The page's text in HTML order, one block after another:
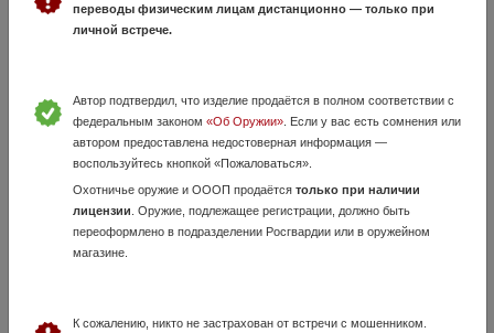
Винтовка Мосина 1934 года.
26 Июня, в 22:59
149 000 руб.
Москва, Москва
Продаю винтовку Мосина 1934г. Тульского завода. Отличное
состояние. Идеальный выбор для коллекционеров и любителей
истории. Винтовка была куплена лично мной на Тульском заводе в
переводы физическим лицам дистанционно — только при
личной встрече.
Автор подтвердил, что изделие продаётся в полном соответствии с
федеральным законом «Об Оружии». Если у вас есть сомнения или
автором предоставлена недостоверная информация —
воспользуйтесь кнопкой «Пожаловаться».
Охотничье оружие и ОООП продаётся только при наличии
лицензии . Оружие, подлежащее регистрации, должно быть
переоформлено в подразделении Росгвардии или в оружейном
магазине.
К сожалению, никто не застрахован от встречи с мошенником.